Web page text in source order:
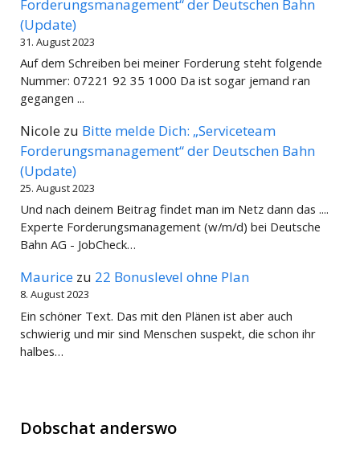
Forderungsmanagement“ der Deutschen Bahn
(Update)
31. August 2023
Auf dem Schreiben bei meiner Forderung steht folgende
Nummer: 07221 92 35 1000 Da ist sogar jemand ran
gegangen ...
Nicole zu Bitte melde Dich: „Serviceteam
Forderungsmanagement“ der Deutschen Bahn
(Update)
25. August 2023
Und nach deinem Beitrag findet man im Netz dann das ....
Experte Forderungsmanagement (w/m/d) bei Deutsche
Bahn AG - JobCheck…
Maurice zu 22 Bonuslevel ohne Plan
8. August 2023
Ein schöner Text. Das mit den Plänen ist aber auch
schwierig und mir sind Menschen suspekt, die schon ihr
halbes…
Dobschat anderswo